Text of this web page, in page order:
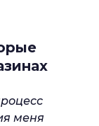
меня